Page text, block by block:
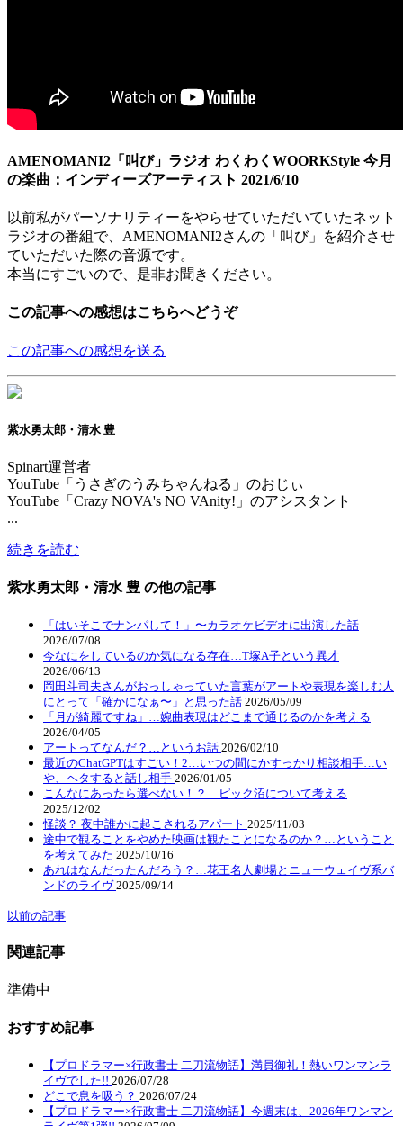
AMENOMANI2「叫び」ラジオ わくわくWOORKStyle 今月
の楽曲：インディーズアーティスト 2021/6/10
以前私がパーソナリティーをやらせていただいていたネット
ラジオの番組で、AMENOMANI2さんの「叫び」を紹介させ
ていただいた際の音源です。
本当にすごいので、是非お聞きください。
この記事への感想はこちらへどうぞ
この記事への感想を送る
紫水勇太郎・清水 豊
Spinart運営者
YouTube「うさぎのうみちゃんねる」のおじぃ
YouTube「Crazy NOVA's NO VAnity!」のアシスタント
...
続きを読む
紫水勇太郎・清水 豊 の他の記事
「はいそこでナンパして！」〜カラオケビデオに出演した話
2026/07/08
今なにをしているのか気になる存在…T塚A子という異才
2026/06/13
岡田斗司夫さんがおっしゃっていた言葉がアートや表現を楽しむ人
にとって「確かになぁ〜」と思った話 2026/05/09
「月が綺麗ですね」…婉曲表現はどこまで通じるのかを考える
2026/04/05
アートってなんだ？…というお話 2026/02/10
最近のChatGPTはすごい！2…いつの間にかすっかり相談相手…い
や、ヘタすると話し相手 2026/01/05
こんなにあったら選べない！？…ピック沼について考える
2025/12/02
怪談？ 夜中誰かに起こされるアパート 2025/11/03
途中で観ることをやめた映画は観たことになるのか？…ということ
を考えてみた 2025/10/16
あれはなんだったんだろう？…花王名人劇場とニューウェイヴ系バ
ンドのライヴ2025/09/14
以前の記事
関連記事
準備中
おすすめ記事
【プロドラマー×行政書士 二刀流物語】満員御礼！熱いワンマンラ
イヴでした!! 2026/07/28
どこで息を吸う？ 2026/07/24
【プロドラマー×行政書士 二刀流物語】今週末は、2026年ワンマン